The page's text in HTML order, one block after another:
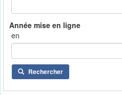
en
Rechercher